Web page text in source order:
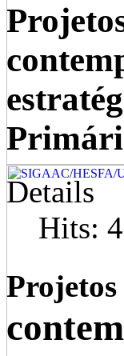
Details
Hits: